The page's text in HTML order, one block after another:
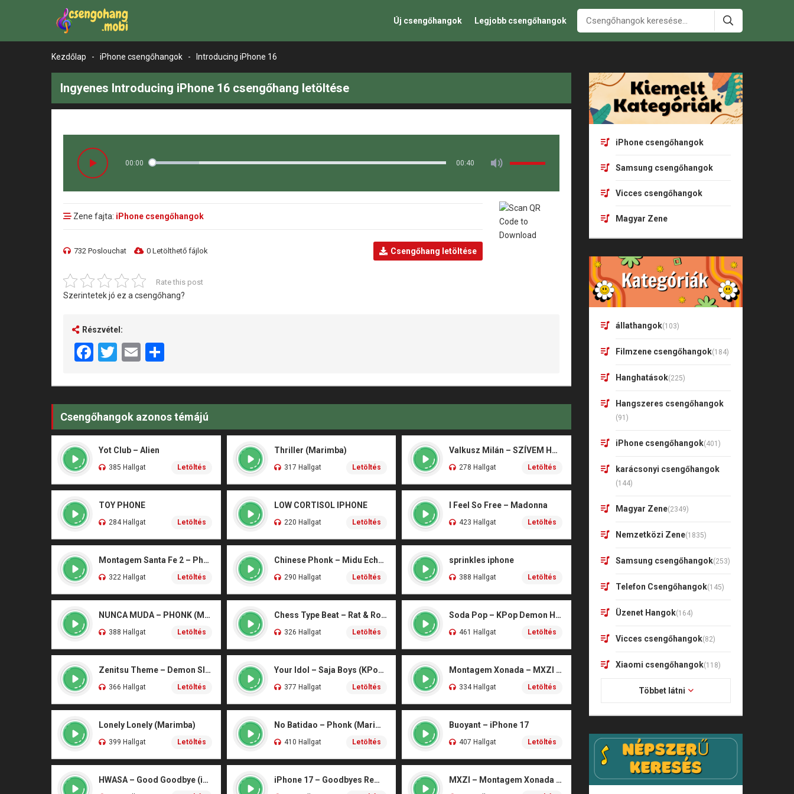
Új csengőhangok Legjobb csengőhangok
Kezdőlap - iPhone csengőhangok - Introducing iPhone 16
Ingyenes Introducing iPhone 16 csengőhang letöltése
00:00 00:40
Zene fajta: iPhone csengőhangok
732 Poslouchat 0 Letölthető fájlok Csengőhang letöltése
Rate this post
Szerintetek jó ez a csengőhang?
Részvétel:
Facebook
Twitter
Email
Csengőhangok azonos témájú
Yot Club – Alien
385 Hallgat Letöltés
Thriller (Marimba)
317 Hallgat Letöltés
Valkusz Milán – SZÍVEM HALK SZAVA
278 Hallgat Letöltés
TOY PHONE
284 Hallgat Letöltés
LOW CORTISOL IPHONE
220 Hallgat Letöltés
I Feel So Free – Madonna
423 Hallgat Letöltés
Montagem Santa Fe 2 – Phonk (iPhone)
322 Hallgat Letöltés
Chinese Phonk – Midu Echoing (Marimba)
290 Hallgat Letöltés
sprinkles iphone
388 Hallgat Letöltés
NUNCA MUDA – PHONK (Marimba)
388 Hallgat Letöltés
Chess Type Beat – Rat & Roblox Dance (iPhone)
326 Hallgat Letöltés
Soda Pop – KPop Demon Hunters (Marimba)
461 Hallgat Letöltés
Zenitsu Theme – Demon Slayer (Marimba)
366 Hallgat Letöltés
Your Idol – Saja Boys (KPop Demon Hunters iPhone)
377 Hallgat Letöltés
Montagem Xonada – MXZI (iPhone)
334 Hallgat Letöltés
Lonely Lonely (Marimba)
399 Hallgat Letöltés
No Batidao – Phonk (Marimba)
410 Hallgat Letöltés
Buoyant – iPhone 17
407 Hallgat Letöltés
HWASA – Good Goodbye (iPhone) iPhone 17 – Goodbyes Remix MXZI – Montagem Xonada (iPhone)
iPhone csengőhangok
Samsung csengőhangok
Vicces csengőhangok
Magyar Zene
állathangok(103)
Filmzene csengőhangok(184)
Hanghatások(225)
Hangszeres csengőhangok
(91)
iPhone csengőhangok(401)
karácsonyi csengőhangok
(144)
Magyar Zene(2349)
Nemzetközi Zene(1835)
Samsung csengőhangok(253)
Telefon Csengőhangok(145)
Üzenet Hangok(164)
Vicces csengőhangok(82)
Xiaomi csengőhangok(118)
Többet látni